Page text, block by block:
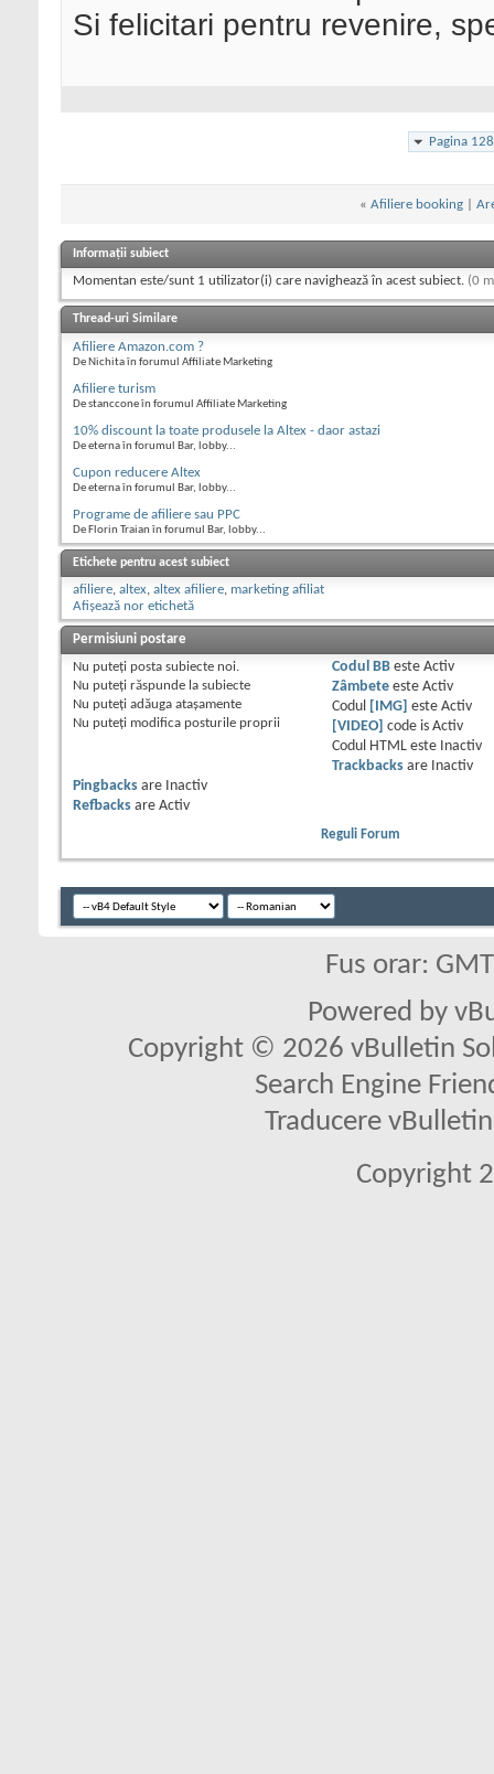
Si felicitari pentru revenire,
Pagina
« Afiliere booking|
Informații subiect
Momentan este/sunt 1 utilizator(i) care navighează în acest subiect. (0
Thread-uri Similare
Afiliere Amazon.com ?
De Nichita în forumul Affiliate Marketing
Afiliere turism
De stanccone în forumul Affiliate Marketing
10% discount la toate produsele la Altex - daor astazi
De eterna în forumul Bar, lobby...
Cupon reducere Altex
De eterna în forumul Bar, lobby...
Programe de afiliere sau PPC
De Florin Traian în forumul Bar, lobby...
Etichete pentru acest subiect
afiliere, altex, altex afiliere, marketing afiliat
Afișează nor etichetă
Permisiuni postare
Nu puteţi posta subiecte noi.
Nu puteţi răspunde la subiecte
Nu puteţi adăuga ataşamente
Nu puteţi modifica posturile proprii
Codul BBeste Activ
Zâmbeteeste Activ
Codul
[IMG] este Activ
[VIDEO] code is Activ
Codul HTML este
Inactiv
Trackbacksare
Inactiv
Pingbacks are
Inactiv
Refbacks are Activ
Reguli Forum
Fus orar:
Powered by
Copyright © 2026 vBulletin
Search Engine
Traducere
Copyright